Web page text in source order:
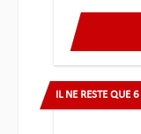
IL NE RESTE QUE